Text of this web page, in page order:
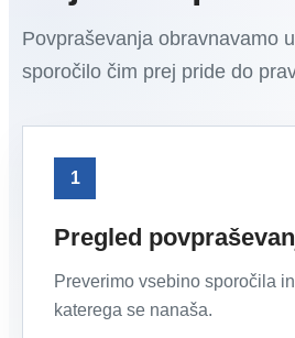
Povpraševanja obravnavamo
sporočilo čim prej pride do
1
Pregled
Preverimo vsebino sporočila
katerega se nanaša.